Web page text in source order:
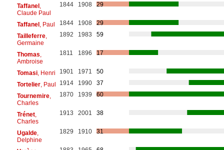
Taffanel,
Claude Paul
1844 1908 29
Taffanel, Paul 1844 1908
29
Tailleferre,
Germaine
1892 1983 59
Thomas
Ambroise
1811 1896 17
Tomasi, Henri 1901 1971
50
Tortelier, Paul 1914 1990
37
Tournemire,
Charles
1870 1939 60
Trénet,
Charles
1913 2001 38
Ugalde,
Delphine
1829 1910 31